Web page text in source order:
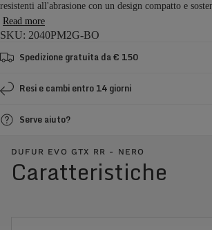
resistenti all'abrasione con un design compatto e
Read more
SKU: 2040PM2G-BO
Spedizione gratuita da € 150
Resi e cambi entro 14 giorni
Serve aiuto?
DUFUR EVO GTX RR - NERO
Caratteristiche